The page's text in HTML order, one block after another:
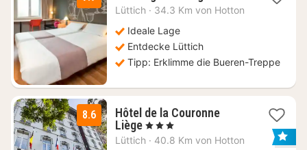
Nacht
Lüttich · 34.3 Km von Hotton
Ideale Lage
Entdecke Lüttich
Tipp: Erklimme die Bueren-Treppe
8.6
Hôtel de la Couronne
Liège1
Nacht
, 3 Sterne
Lüttich · 40.8 Km von Hotton